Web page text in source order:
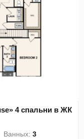
4 спальни в ЖК
Ванных:3